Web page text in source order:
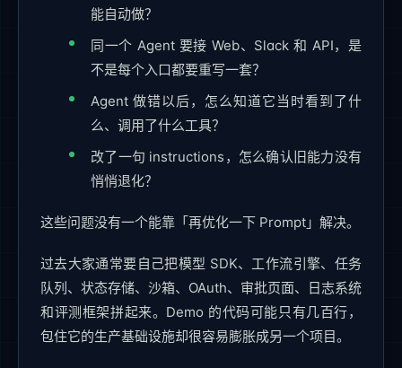
能自动做？
同一个 Agent 要接 Web、Slack 和 API，是
不是每个入口都要重写一套？
Agent 做错以后，怎么知道它当时看到了什
么、调用了什么工具？
改了一句 instructions，怎么确认旧能力没有
悄悄退化？
这些问题没有一个能靠「再优化一下 Prompt」解决。
过去大家通常要自己把模型 SDK、工作流引擎、任务
队列、状态存储、沙箱、OAuth、审批页面、日志系统
和评测框架拼起来。Demo 的代码可能只有几百行，
包住它的生产基础设施却很容易膨胀成另一个项目。